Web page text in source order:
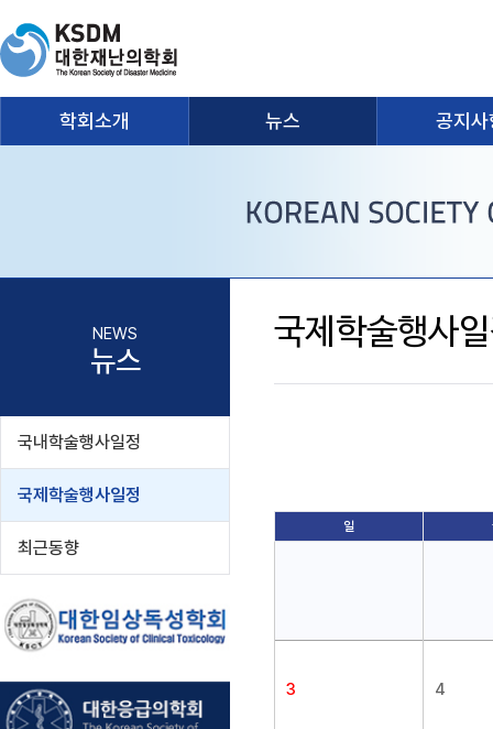
학회소개 뉴스 공지
NEWS
뉴스
국내학술행사일정
국제학술행사일정
최근동향
국제학술행사
일
3 4